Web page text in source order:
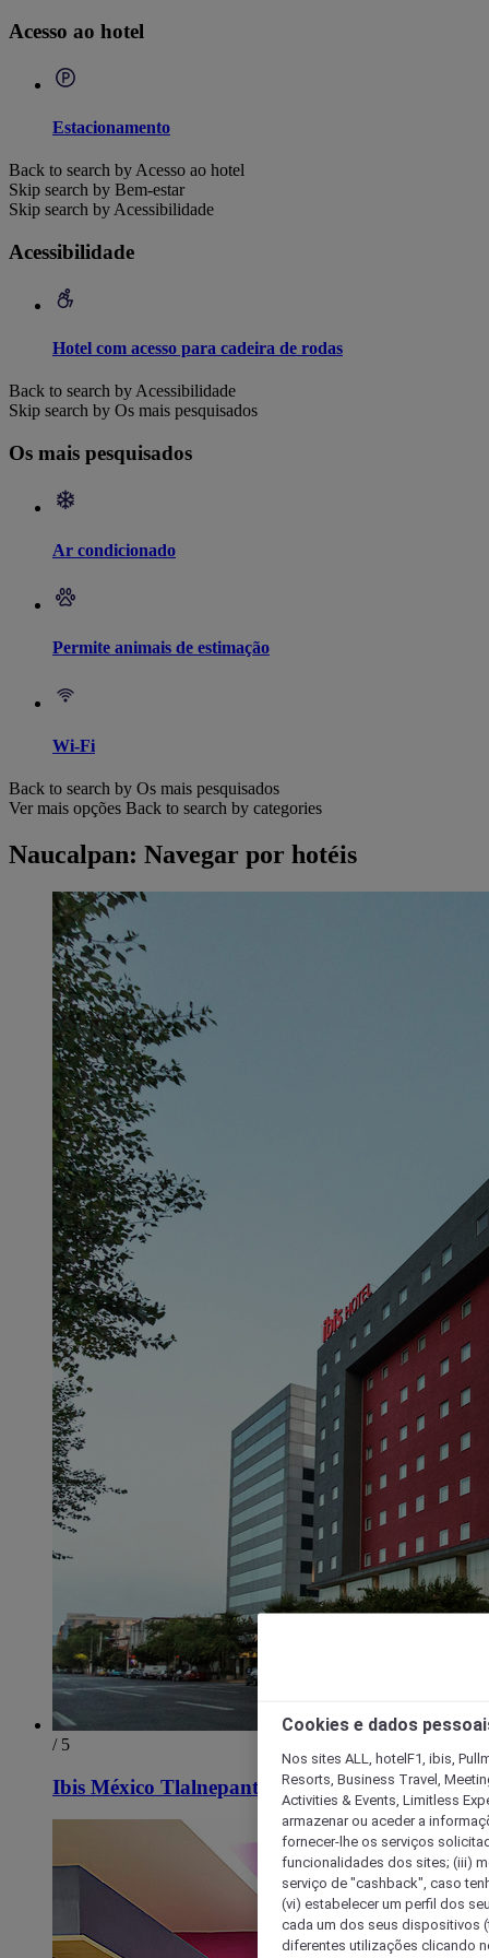
Acesso ao hotel
Estacionamento
Back to search by Acesso ao hotel
Skip search by Bem-estar
Skip search by Acessibilidade
Acessibilidade
Hotel com acesso para cadeira de rodas
Back to search by Acessibilidade
Skip search by Os mais pesquisados
Os mais pesquisados
Ar condicionado
Permite animais de estimação
Wi-Fi
Back to search by Os mais pesquisados
Ver mais opções Back to search by categories
Naucalpan: Navegar por hotéis
/ 5
Ibis México Tlalnepantla
Cookies e dados
Nos sites ALL, hotelF1, ibis,
Resorts, Business Travel,
Activities & Events, Limitless
armazenar ou aceder a
fornecer-lhe os serviços
funcionalidades dos sites; (iii)
serviço de "cashback", caso
(vi) estabelecer um perfil dos
cada um dos seus dispositivos
diferentes utilizações clicando